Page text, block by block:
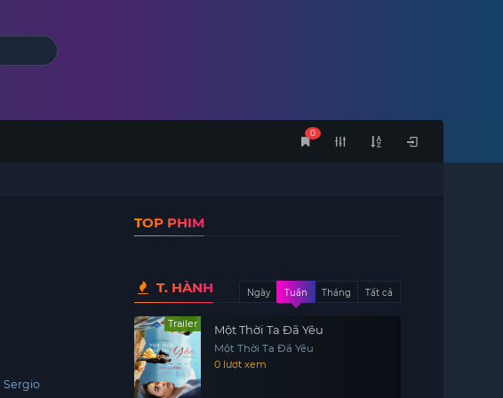
0
Sergio
TOP PHIM
T. HÀNH Ngày Tuần Tháng Tất cả
Trailer Một Thời Ta Đã Yêu
Một Thời Ta Đã Yêu
0 lượt xem